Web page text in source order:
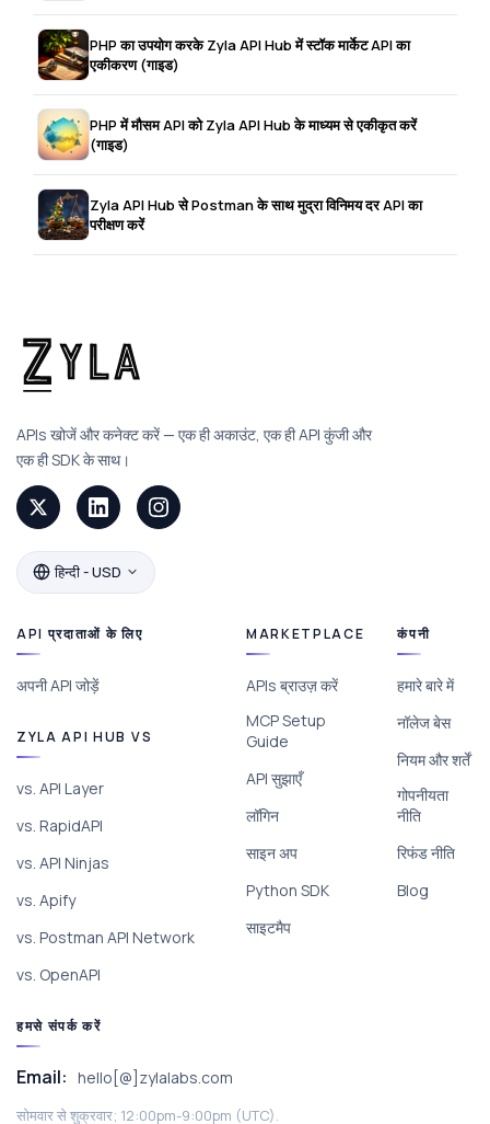
PHP का उपयोग करके Zyla API Hub में स्टॉक मार्केट API का
एकीकरण (गाइड)
PHP में मौसम API को Zyla API Hub के माध्यम से एकीकृत करें
(गाइड)
Zyla API Hub से Postman के साथ मुद्रा विनिमय दर API का
परीक्षण करें
APIs खोजें और कनेक्ट करें — एक ही अकाउंट, एक ही API कुंजी और
एक ही SDK के साथ।
हिन्दी - USD
API प्रदाताओं के लिए
अपनी API जोड़ें
ZYLA API HUB VS
vs. API Layer
vs. RapidAPI
vs. API Ninjas
vs. Apify
vs. Postman API Network
vs. OpenAPI
MARKETPLACE
APIs ब्राउज़ करें
MCP Setup
Guide
API सुझाएँ
लॉगिन
साइन अप
Python SDK
साइटमैप
कंपनी
हमारे बारे में
नॉलेज बेस
नियम और शर्तें
गोपनीयता
नीति
रिफंड नीति
Blog
हमसे संपर्क करें
Email: hello[@]zylalabs.com
सोमवार से शुक्रवार; 12:00pm-9:00pm (UTC).